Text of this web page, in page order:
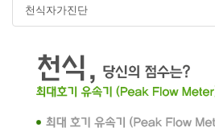
천식자가진단